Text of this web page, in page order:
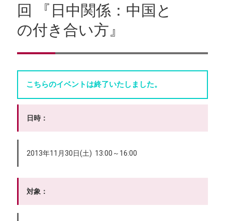
回 『日中関係：中国と
の付き合い方』
こちらのイベントは終了いたしました。
日時：
2013年11月30日(土) 13:00～16:00
対象：